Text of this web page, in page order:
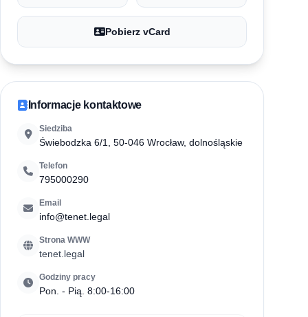
Pobierz vCard
Informacje kontaktowe
Siedziba
Świebodzka 6/1, 50-046 Wrocław, dolnośląskie
Telefon
795000290
Email
info@tenet.legal
Strona WWW
tenet.legal
Godziny pracy
Pon. - Pią. 8:00-16:00